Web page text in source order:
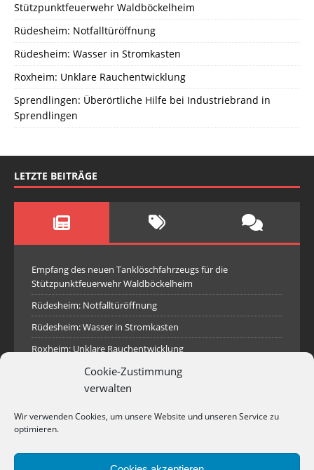
Cookie-Zustimmung
verwalten
Wir verwenden Cookies, um unsere Website und unseren Service zu
optimieren.
Stützpunktfeuerwehr Waldböckelheim
Rüdesheim: Notfalltüröffnung
Rüdesheim: Wasser in Stromkasten
Roxheim: Unklare Rauchentwicklung
Sprendlingen: Überörtliche Hilfe bei Industriebrand in
Sprendlingen
LETZTE BEITRÄGE
Empfang des neuen Tanklöschfahrzeugs für die
Stützpunktfeuerwehr Waldböckelheim
Rüdesheim: Notfalltüröffnung
Rüdesheim: Wasser in Stromkasten
Roxheim: Unklare Rauchentwicklung
Sprendlingen: Überörtliche Hilfe bei Industriebrand in
Sprendlingen
Rüdesheim: Aufgerissener Dieseltank